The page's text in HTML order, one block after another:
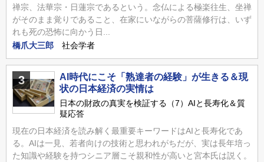
禅宗、法華宗・日蓮宗であるという。念仏による極楽往生、坐禅
がそのまま覚りであること、在家にいながらの菩薩修行は、いず
れも死の恐怖に向かう日...
橋爪大三郎
社会学者
3
AI時代にこそ「熟達者の経験」が生きる＆現
状の日本経済の実情は
日本の財政の真実を検証する（7）AIと長寿化＆質
疑応答
現在の日本経済を読み解く最重要キーワードはAIと長寿化であ
る。AIは一見、若者向けの技術と思われがちだが、実は長年培っ
た知識や経験を持つシニア層こそ親和性が高いと宮本氏は説く。